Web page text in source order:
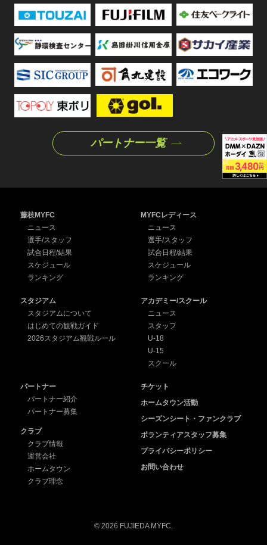
パートナー一覧
藤枝MYFC
ニュース
選手/スタッフ
試合日程/結果
スケジュール
ランキング
MYFCレディース
ニュース
選手/スタッフ
試合日程/結果
スケジュール
ランキング
スタジアム
スタジアムについて
はじめての観戦ガイド
2026スタジアム観戦ルール
アカデミー/スクール
ニュース
スタッフ
U-18
U-15
スクール
パートナー
パートナー紹介
パートナー募集
クラブ
クラブ情報
運営会社
ホームタウン
クラブ理念
チケット
ホームタウン活動
シーズンシート・ファンクラブ
ボランティアスタッフ募集
プライバシーポリシー
お問い合わせ
© 2026 FUJIEDA MYFC.